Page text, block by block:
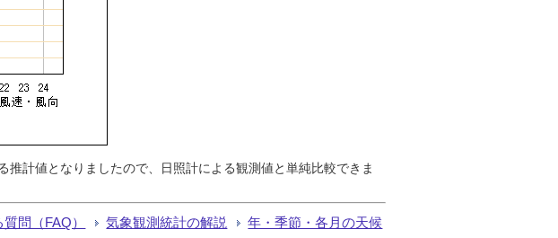
計値となりましたので、日照計による観測値と単純比較できま
問（FAQ） 気象観測統計の解説 年・季節・各月の天候